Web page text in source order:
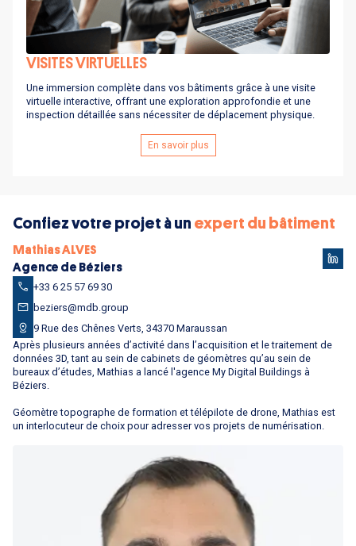
VISITES VIRTUELLES
Une immersion complète dans vos bâtiments grâce à une visite
virtuelle interactive, offrant une exploration approfondie et une
inspection détaillée sans nécessiter de déplacement physique.
En savoir plus
Confiez votre projet à un expert du bâtiment
Mathias ALVES
Agence de Béziers
+33 6 25 57 69 30
beziers@mdb.group
9 Rue des Chênes Verts, 34370 Maraussan
Après plusieurs années d’activité dans l’acquisition et le traitement de
données 3D, tant au sein de cabinets de géomètres qu’au sein de
bureaux d’études, Mathias a lancé l'agence My Digital Buildings à
Béziers.
Géomètre topographe de formation et télépilote de drone, Mathias est
un interlocuteur de choix pour adresser vos projets de numérisation.